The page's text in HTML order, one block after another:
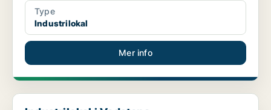
Type
Industrilokal
Mer info
Industrilokal i Vadstena